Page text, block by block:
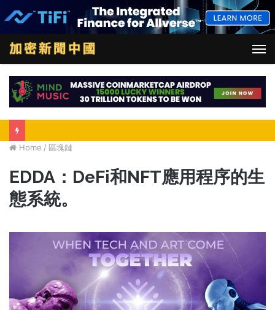
Home / 區塊鏈
EDDA：DeFi和NFT應用程序的生
態系統。